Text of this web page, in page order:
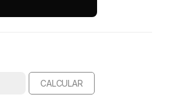
CALCULAR